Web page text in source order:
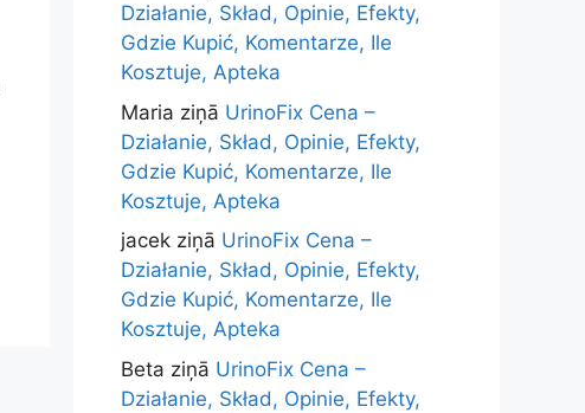
Działanie, Skład, Opinie, Efekty,
Gdzie Kupić, Komentarze, Ile
Kosztuje, Apteka
Maria ziņā UrinoFix Cena –
Działanie, Skład, Opinie, Efekty,
Gdzie Kupić, Komentarze, Ile
Kosztuje, Apteka
jacek ziņā UrinoFix Cena –
Działanie, Skład, Opinie, Efekty,
Gdzie Kupić, Komentarze, Ile
Kosztuje, Apteka
Beta ziņā UrinoFix Cena –
Działanie, Skład, Opinie, Efekty,